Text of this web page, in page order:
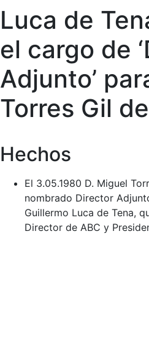
Luca de
el cargo de
Adjunto’
Torres Gil
Hechos
El 3.05.1980 D. Miguel
nombrado Director
Guillermo Luca de Tena,
Director de ABC y